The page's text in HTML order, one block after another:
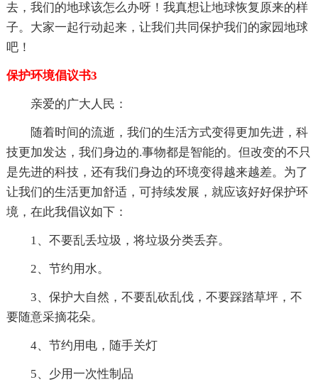
去，我们的地球该怎么办呀！我真想让地球恢复原来的样
子。大家一起行动起来，让我们共同保护我们的家园地球
吧！
保护环境倡议书3
亲爱的广大人民：
随着时间的流逝，我们的生活方式变得更加先进，科
技更加发达，我们身边的.事物都是智能的。但改变的不只
是先进的科技，还有我们身边的环境变得越来越差。为了
让我们的生活更加舒适，可持续发展，就应该好好保护环
境，在此我倡议如下：
1、不要乱丢垃圾，将垃圾分类丢弃。
2、节约用水。
3、保护大自然，不要乱砍乱伐，不要踩踏草坪，不
要随意采摘花朵。
4、节约用电，随手关灯
5、少用一次性制品